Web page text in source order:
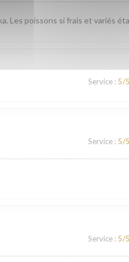
Les poissons si frais et variés
Service : 5/5
Service : 5/5
Service : 5/5